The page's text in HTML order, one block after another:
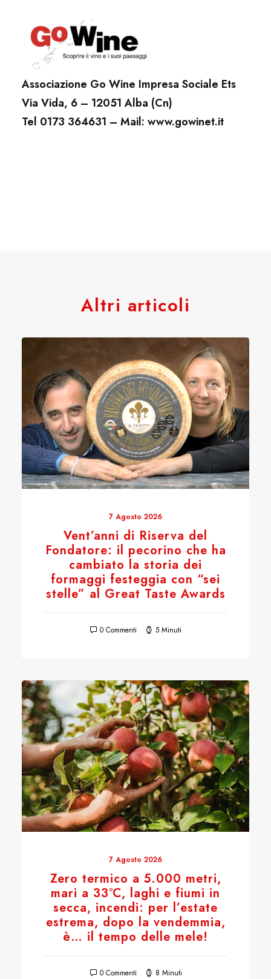
Associazione Go Wine Impresa Sociale Ets
Via Vida, 6 – 12051 Alba (Cn)
Tel 0173 364631 – Mail: www.gowinet.it
Altri articoli
7 Agosto 2026
Vent’anni di Riserva del
Fondatore: il pecorino che ha
cambiato la storia dei
formaggi festeggia con “sei
stelle” al Great Taste Awards
0 Commenti 5 Minuti
7 Agosto 2026
Zero termico a 5.000 metri,
mari a 33°C, laghi e fiumi in
secca, incendi: per l’estate
estrema, dopo la vendemmia,
è… il tempo delle mele!
0 Commenti 8 Minuti